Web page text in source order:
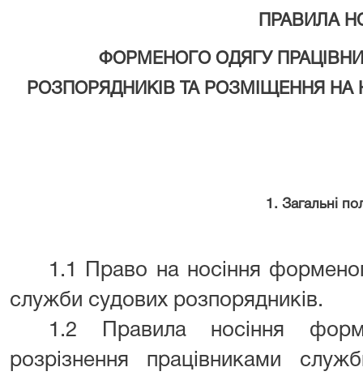
ПРАВИЛА
ФОРМЕНОГО ОДЯГУ
РОЗПОРЯДНИКІВ ТА РОЗМІЩЕННЯ НА
1. Загальні
1.1 Право на носіння
служби судових розпорядників.
1.2 Правила носіння
розрізнення працівниками